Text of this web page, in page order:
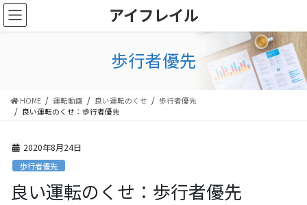
コ
ン
ナ
ビ
アイフレイル
歩行者優先
HOME 運転動画 良い運転のくせ
歩行者優先
良い運転のくせ：歩行者優先
2020年8月24日
歩行者優先
良い運転のくせ：歩行者優先